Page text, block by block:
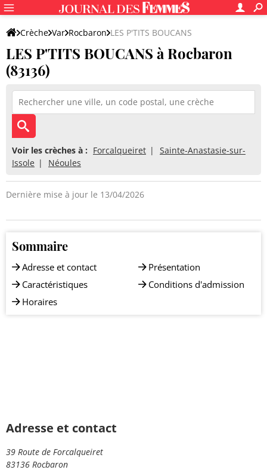
Crèche Var Rocbaron LES P'TITS BOUCANS
LES P'TITS BOUCANS à Rocbaron
(83136)
Voir les crèches à : Forcalqueiret
Sainte-Anastasie-sur-
Issole
Néoules
Dernière mise à jour le 13/04/2026
Sommaire
Adresse et contact
Caractéristiques
Horaires
Présentation
Conditions d'admission
Adresse et contact
39 Route de Forcalqueiret
83136 Rocbaron